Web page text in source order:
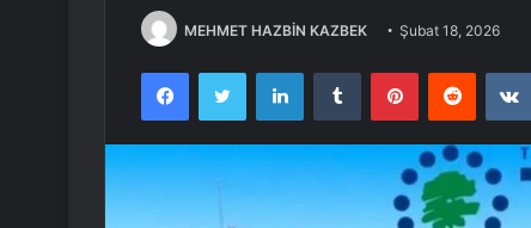
MEHMET HAZBİN KAZBEK Şubat 18, 2026
FacebookTwitter LinkedInTumblr PinterestReddit